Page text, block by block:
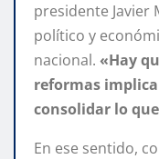
presidente Javier
político y
nacional. «Hay
reformas
consolidar lo
En ese sentido,